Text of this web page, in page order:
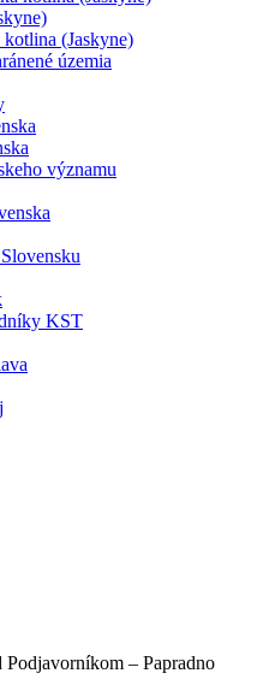
(Jaskyne)
územia
významu
KST